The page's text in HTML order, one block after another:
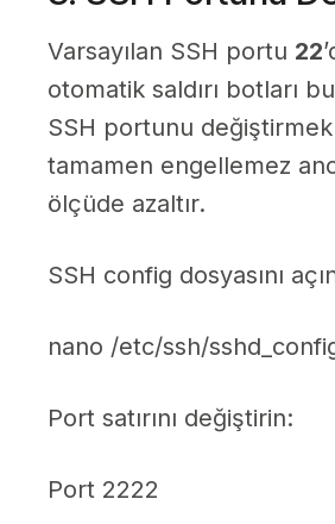
Varsayılan SSH portu 22
otomatik saldırı botları
SSH portunu değiştirmek
tamamen engellemez
ölçüde azaltır.
SSH config dosyasını
nano /etc/ssh/
Port satırını değiştirin:
Port 2222